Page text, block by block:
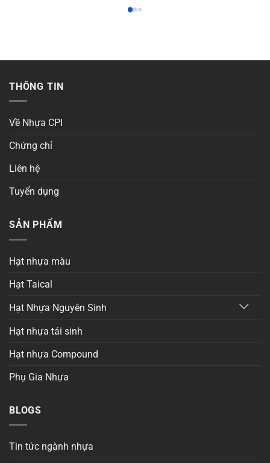
THÔNG TIN
Về Nhựa CPI
Chứng chỉ
Liên hệ
Tuyển dụng
SẢN PHẨM
Hạt nhựa màu
Hạt Taical
Hạt Nhựa Nguyên Sinh
Hạt nhựa tái sinh
Hạt nhựa Compound
Phụ Gia Nhựa
BLOGS
Tin tức ngành nhựa